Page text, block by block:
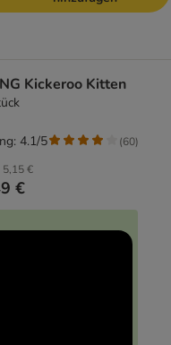
Kickeroo Kitten
5,15 €
€
4.1/5 (60)